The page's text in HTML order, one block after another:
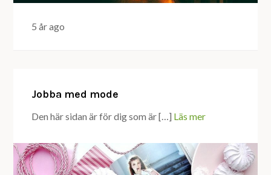
5 år ago
Jobba med mode
Den här sidan är för dig som är […] Läs mer